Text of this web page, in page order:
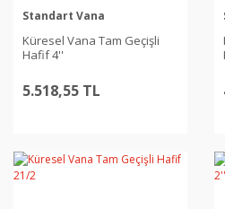
Standart Vana
Küresel Vana Tam Geçişli
Hafif 4''
5.518,55 TL